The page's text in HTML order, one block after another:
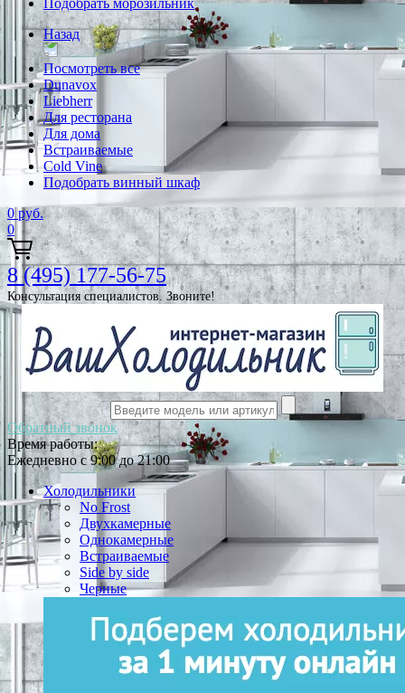
Подобрать морозильник
Назад
Посмотреть все
Dunavox
Liebherr
Для ресторана
Для дома
Встраиваемые
Cold Vine
Подобрать винный шкаф
0 руб.
0
8 (495) 177-56-75
Консультация специалистов. Звоните!
Обратный звонок
Время работы:
Ежедневно с 9:00 до 21:00
Холодильники
No Frost
Двухкамерные
Однокамерные
Встраиваемые
Side by side
Черные